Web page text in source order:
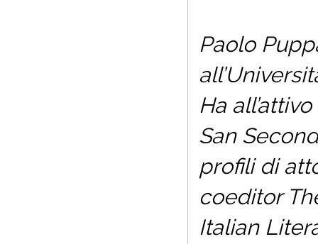
Paolo
Ha
San
profili di
coeditor
Italian